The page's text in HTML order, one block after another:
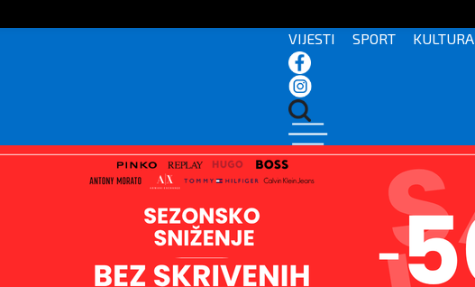
VIJESTI SPORT KULTURA